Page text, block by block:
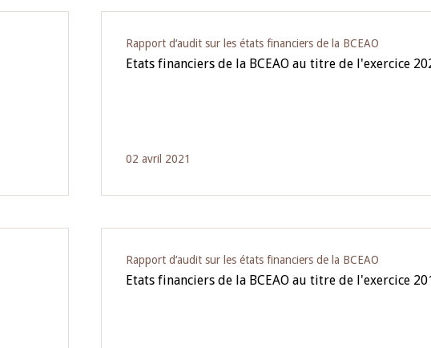
Rapport d‘audit sur les états financiers de la BCEAO
Etats financiers de la BCEAO au titre de l'exercice
02 avril 2021
Rapport d‘audit sur les états financiers de la BCEAO
Etats financiers de la BCEAO au titre de l'exercice